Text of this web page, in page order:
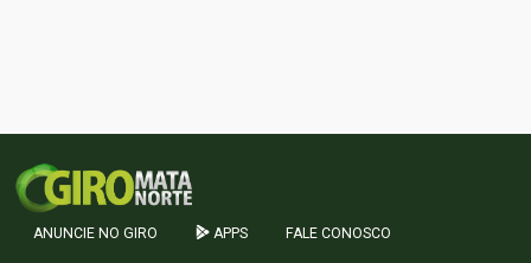
ANUNCIE NO GIRO APPS FALE CONOSCO